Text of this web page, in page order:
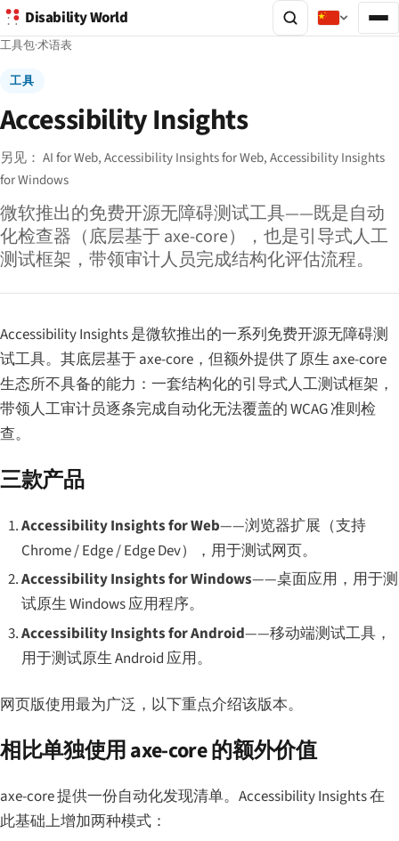
Disability World
工具包·术语表
工具
Accessibility Insights
另见： AI for Web,Accessibility Insights for Web,Accessibility Insights
for Windows
微软推出的免费开源无障碍测试工具——既是自动
化检查器（底层基于 axe-core），也是引导式人工
测试框架，带领审计人员完成结构化评估流程。
Accessibility Insights 是微软推出的一系列免费开源无障碍测
试工具。其底层基于 axe-core，但额外提供了原生 axe-core
生态所不具备的能力：一套结构化的引导式人工测试框架，
带领人工审计员逐条完成自动化无法覆盖的 WCAG 准则检
查。
三款产品
Accessibility Insights for Web——浏览器扩展（支持
Chrome / Edge / Edge Dev），用于测试网页。
Accessibility Insights for Windows——桌面应用，用于测
试原生 Windows 应用程序。
Accessibility Insights for Android——移动端测试工具，
用于测试原生 Android 应用。
网页版使用最为广泛，以下重点介绍该版本。
相比单独使用 axe-core 的额外价值
axe-core 提供一份自动化发现清单。Accessibility Insights 在
此基础上增加两种模式：